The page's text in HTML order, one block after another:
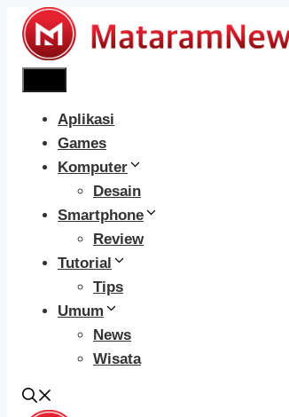
Langsung
Aplikasi
Games
Komputer
Desain
Smartphone
Review
Tutorial
Tips
Umum
News
Wisata